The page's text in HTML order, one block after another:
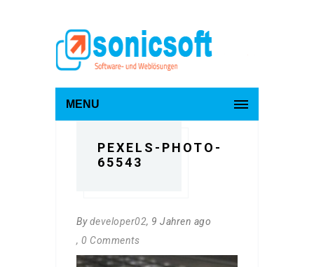
MENU
PEXELS-PHOTO-
65543
By developer02, 9 Jahren ago
, 0 Comments